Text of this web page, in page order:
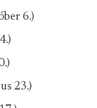
6.)
23.)